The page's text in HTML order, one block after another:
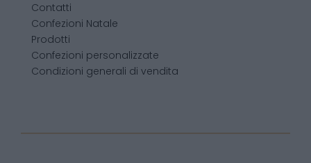
Contatti
Confezioni Natale
Prodotti
Confezioni personalizzate
Condizioni generali di vendita